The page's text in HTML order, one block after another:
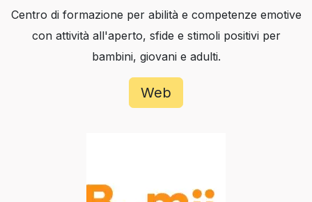
Centro di formazione per abilità e competenze emotive
con attività all'aperto, sfide e stimoli positivi per
bambini, giovani e adulti.
Web